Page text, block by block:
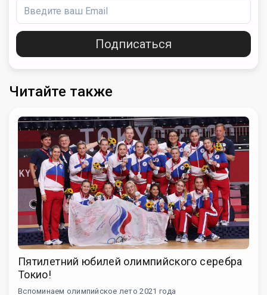
Подписаться
Читайте также
Пятилетний юбилей олимпийского серебра
Токио!
Вспоминаем олимпийское лето 2021 года